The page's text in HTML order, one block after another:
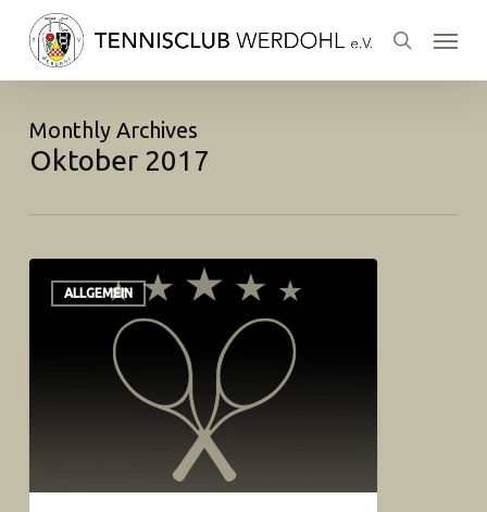
search
Menu
Monthly Archives
Oktober 2017
ALLGEMEIN